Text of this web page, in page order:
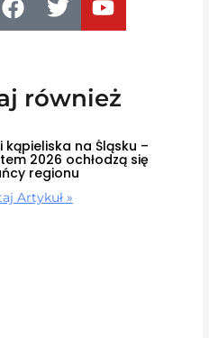
również
kąpieliska na Śląsku –
2026 ochłodzą się
regionu
Artykuł »